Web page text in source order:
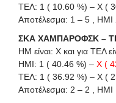
ΤΕΛ: 1 ( 10.60 %) – X (
Αποτέλεσμα: 1 – 5 , ΗΜΙ
ΣΚΑ ΧΑΜΠΑΡΟΦΣΚ –
HΜ είναι: X και για ΤΕΛ
ΗΜΙ: 1 ( 40.46 %) – X (
ΤΕΛ: 1 ( 36.92 %) – X (
Αποτέλεσμα: 2 – 2 , ΗΜΙ